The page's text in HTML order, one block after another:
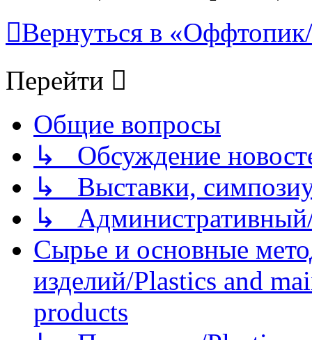
Вернуться в
Перейти
Общие вопросы
↳ Обсуждение
↳ Выставки,
↳
Сырье и основные
изделий/Plastics and
products